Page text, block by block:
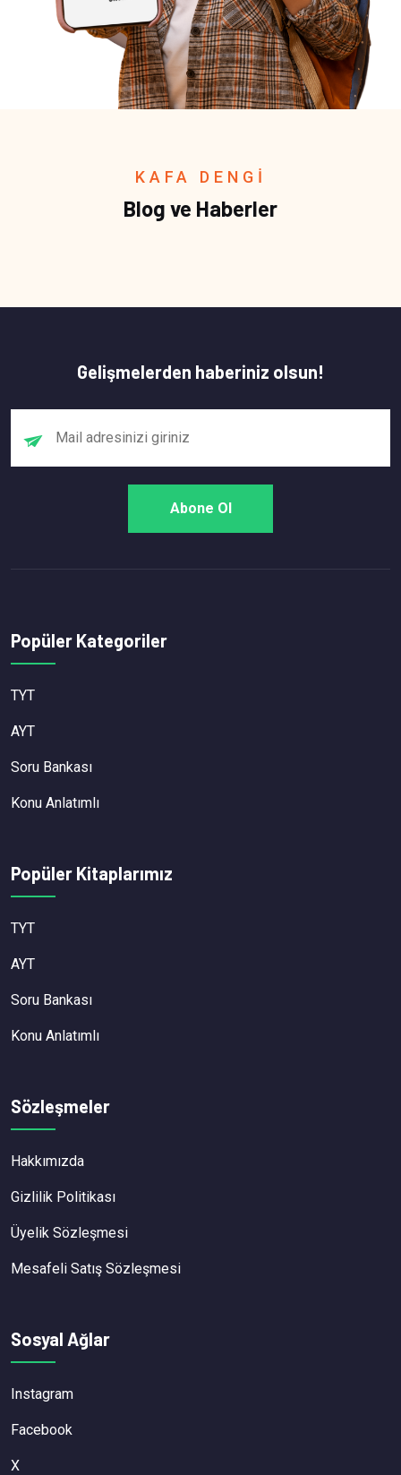
KAFA DENGİ
Blog ve Haberler
Gelişmelerden haberiniz olsun!
Popüler Kategoriler
TYT
AYT
Soru Bankası
Konu Anlatımlı
Popüler Kitaplarımız
TYT
AYT
Soru Bankası
Konu Anlatımlı
Sözleşmeler
Hakkımızda
Gizlilik Politikası
Üyelik Sözleşmesi
Mesafeli Satış Sözleşmesi
Sosyal Ağlar
Instagram
Facebook
X